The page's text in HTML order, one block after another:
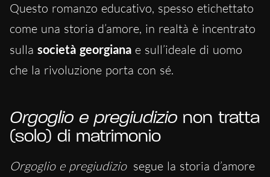
Questo romanzo educativo, spesso etichettato
come una storia d’amore, in realtà è incentrato
sulla società georgiana e sull’ideale di uomo
che la rivoluzione porta con sé.
Orgoglio e pregiudizio non tratta
(solo) di matrimonio
Orgoglio e pregiudizio segue la storia d’amore